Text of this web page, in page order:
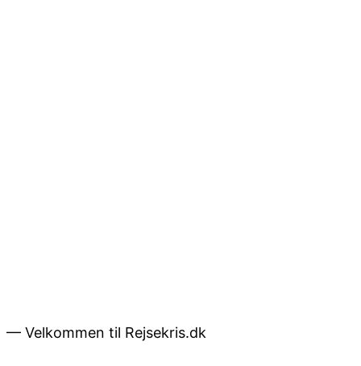
— Velkommen til Rejsekris.dk